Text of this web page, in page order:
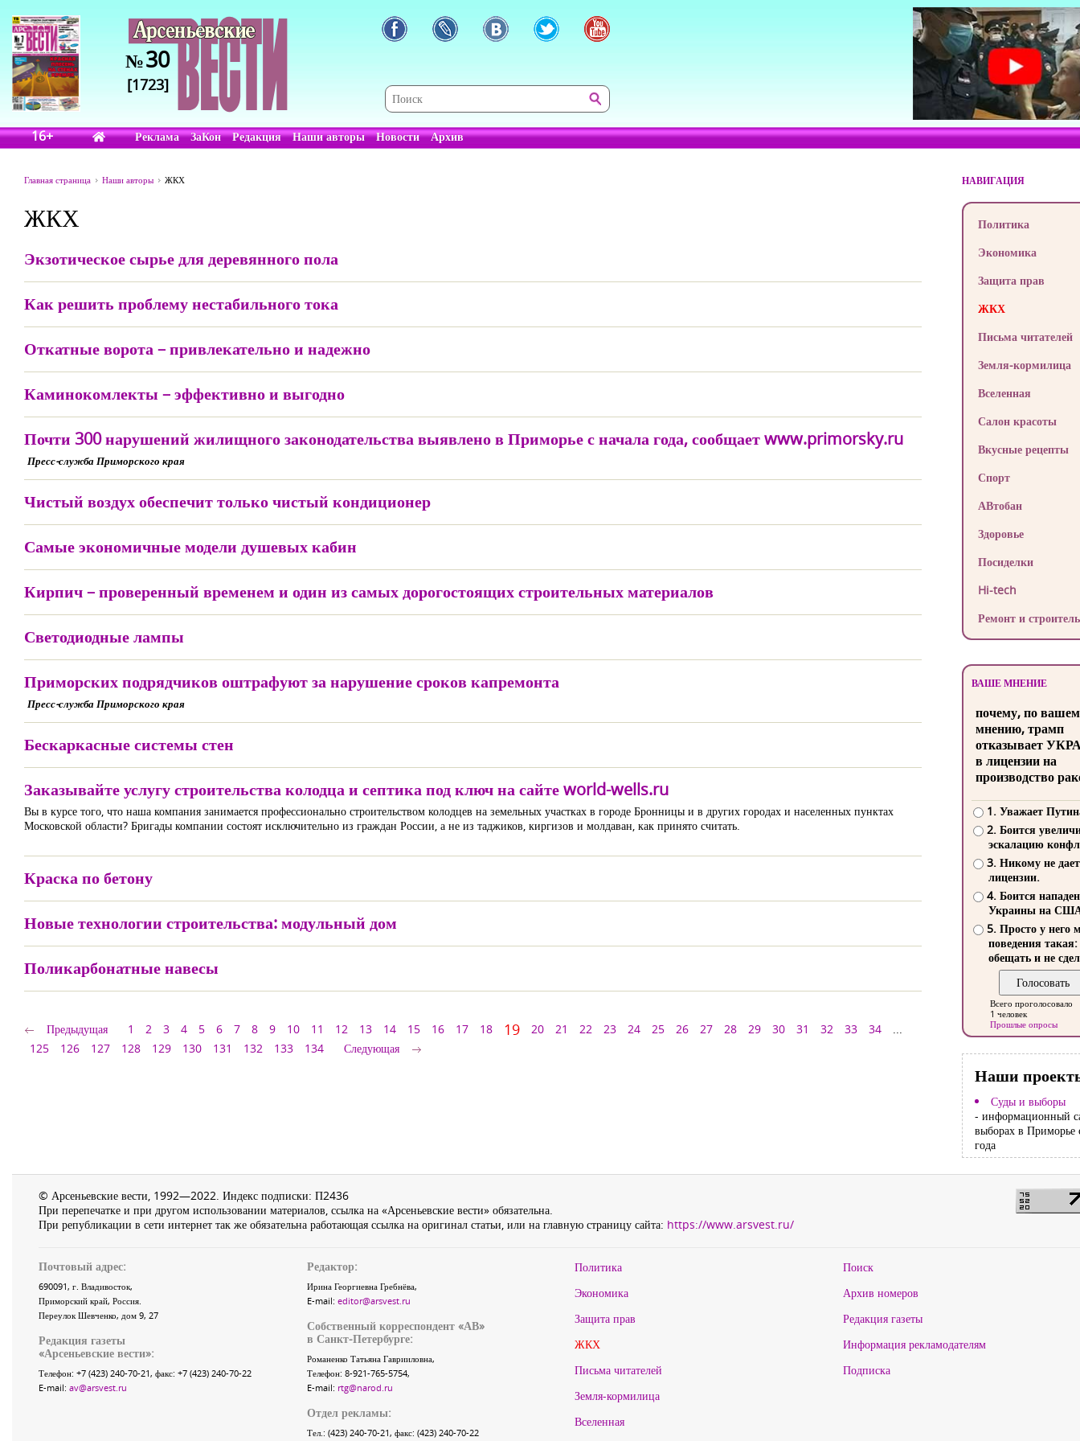
№30
[1723]
16+ Реклама ЗаКон Редакция Наши авторы Новости Архив
Главная страница Наши авторы ЖКХ
ЖКХ
Экзотическое сырье для деревянного пола
Как решить проблему нестабильного тока
Откатные ворота – привлекательно и надежно
Каминокомлекты – эффективно и выгодно
Почти 300 нарушений жилищного законодательства выявлено в Приморье с начала года, сообщает www.primorsky.ru
Пресс-служба Приморского края
Чистый воздух обеспечит только чистый кондиционер
Самые экономичные модели душевых кабин
Кирпич – проверенный временем и один из самых дорогостоящих строительных материалов
Светодиодные лампы
Приморских подрядчиков оштрафуют за нарушение сроков капремонта
Пресс-служба Приморского края
Бескаркасные системы стен
Заказывайте услугу строительства колодца и септика под ключ на сайте world-wells.ru
Вы в курсе того, что наша компания занимается профессионально строительством колодцев на земельных участках в городе Бронницы и в других городах и населенных пунктах
Московской области? Бригады компании состоят исключительно из граждан России, а не из таджиков, киргизов и молдаван, как принято считать.
Краска по бетону
Новые технологии строительства: модульный дом
Поликарбонатные навесы
Предыдущая 1 2 3 4 5 6 7 8 9 10 11 12 13 14 15 16 17 18 19 20 21 22 23 24 25 26 27 28 29 30 31 32 33 34
...
125
126 127 128 129 130 131 132 133 134 Следующая
НАВИГАЦИЯ
Политика
Экономика
Защита прав
ЖКХ
Письма читателей
Земля-кормилица
Вселенная
Салон красоты
Вкусные рецепты
Спорт
АВтобан
Здоровье
Посиделки
Hi-tech
Ремонт и
ВАШЕ МНЕНИЕ
почему, по
мнению, трамп
отказывает
в лицензии на
производство
1. Уважает
2. Боится
эскалацию
3. Никому не
лицензии.
4. Боится
Украины на
5. Просто у него
поведения такая:
обещать и не
Всего проголосовало
1 человек
Прошлые опросы
Наши
Суды и выборы
- информационный
выборах в Приморье
года
© Арсеньевские вести, 1992—2022. Индекс подписки: П2436
При перепечатке и при другом использовании материалов, ссылка на «Арсеньевские вести» обязательна.
При републикации в сети интернет так же обязательна работающая ссылка на оригинал статьи, или на главную страницу сайта: https://www.arsvest.ru/
Почтовый адрес:
690091, г. Владивосток,
Приморский край, Россия.
Переулок Шевченко, дом 9, 27
Редакция газеты
«Арсеньевские вести»:
Телефон: +7 (423) 240-70-21, факс: +7 (423) 240-70-22
E-mail: av@arsvest.ru
Редактор:
Ирина Георгиевна Гребнёва,
E-mail: editor@arsvest.ru
Собственный корреспондент «АВ»
в Санкт-Петербурге:
Романенко Татьяна Гаврииловна,
Телефон: 8-921-765-5754,
E-mail: rtg@narod.ru
Отдел рекламы:
Тел.: (423) 240-70-21, факс: (423) 240-70-22
Политика
Экономика
Защита прав
ЖКХ
Письма читателей
Земля-кормилица
Вселенная
Поиск
Архив номеров
Редакция газеты
Информация рекламодателям
Подписка